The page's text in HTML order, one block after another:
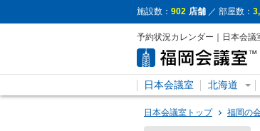
施設数： 902 店舗 ／ 部屋数：
予約状況カレンダー｜日本会議
日本会議室 北海道
日本会議室トップ 福岡の